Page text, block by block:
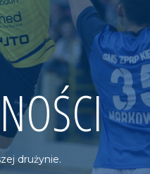
drużynie.